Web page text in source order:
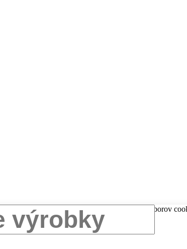
všetky" súhlasíte s využívaním všetkých súborov